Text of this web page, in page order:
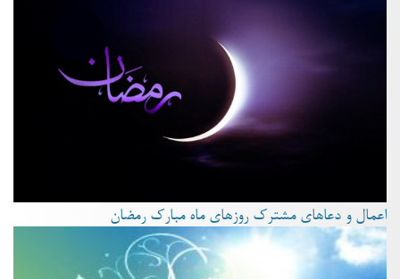
اعمال و دعاهای مشترک روزهای ماه مبارک رمضان